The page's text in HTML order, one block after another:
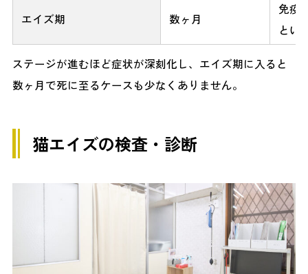
エイズ期 数ヶ月
免疫
とい
ステージが進むほど症状が深刻化し、エイズ期に入ると
数ヶ月で死に至るケースも少なくありません。
猫エイズの検査・診断